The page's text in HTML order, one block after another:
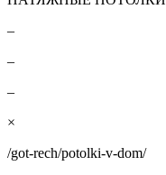
–
–
–
×
/got-rech/potolki-v-dom/